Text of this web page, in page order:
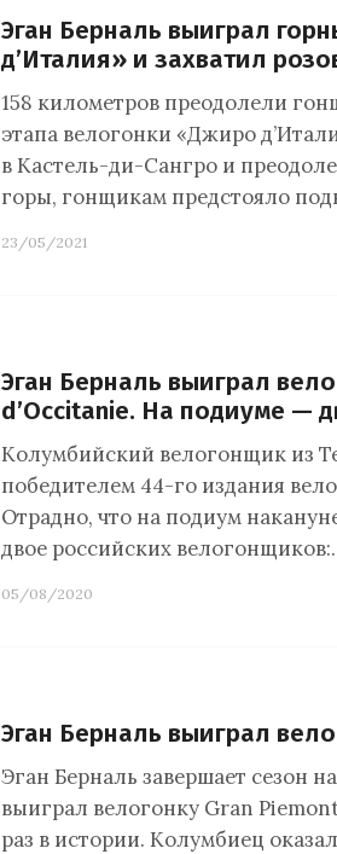
Эган Берналь выиграл
д’Италия» и захватил
158 километров преодолели
этапа велогонки «Джиро
в Кастель-ди-Сангро и
горы, гонщикам предстояло
23/05/2021
Эган Берналь выиграл
d’Occitanie. На подиуме —
Колумбийский велогонщик из
победителем 44-го издания
Отрадно, что на подиум
двое российских
05/08/2020
Эган Берналь выиграл
Эган Берналь завершает сезон
выиграл велогонку Gran
раз в истории. Колумбиец